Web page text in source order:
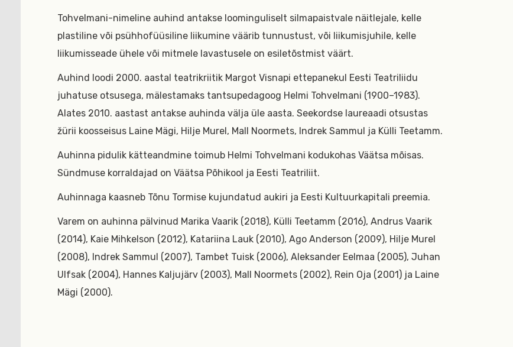
Tohvelmani-nimeline auhind antakse loominguliselt silmapaistvale näitlejale, kelle
plastiline või psühhofüüsiline liikumine väärib tunnustust, või liikumisjuhile, kelle
liikumisseade ühele või mitmele lavastusele on esiletõstmist väärt.
Auhind loodi 2000. aastal teatrikriitik Margot Visnapi ettepanekul Eesti Teatriliidu
juhatuse otsusega, mälestamaks tantsupedagoog Helmi Tohvelmani (1900–1983).
Alates 2010. aastast antakse auhinda välja üle aasta. Seekordse laureaadi otsustas
žürii koosseisus Laine Mägi, Hilje Murel, Mall Noormets, Indrek Sammul ja Külli Teetamm.
Auhinna pidulik kätteandmine toimub Helmi Tohvelmani kodukohas Väätsa mõisas.
Sündmuse korraldajad on Väätsa Põhikool ja Eesti Teatriliit.
Auhinnaga kaasneb Tõnu Tormise kujundatud aukiri ja Eesti Kultuurkapitali preemia.
Varem on auhinna pälvinud Marika Vaarik (2018), Külli Teetamm (2016), Andrus Vaarik
(2014), Kaie Mihkelson (2012), Katariina Lauk (2010), Ago Anderson (2009), Hilje Murel
(2008), Indrek Sammul (2007), Tambet Tuisk (2006), Aleksander Eelmaa (2005), Juhan
Ulfsak (2004), Hannes Kaljujärv (2003), Mall Noormets (2002), Rein Oja (2001) ja Laine
Mägi (2000).